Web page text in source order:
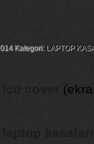
Kategori: LAPTOP